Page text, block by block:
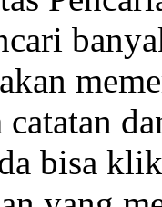
catatan
bisa